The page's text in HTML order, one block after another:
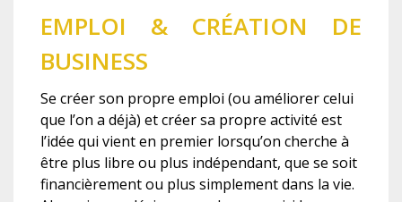
EMPLOI & CRÉATION DE
BUSINESS
Se créer son propre emploi (ou améliorer celui
que l’on a déjà) et créer sa propre activité est
l’idée qui vient en premier lorsqu’on cherche à
être plus libre ou plus indépendant, que se soit
financièrement ou plus simplement dans la vie.